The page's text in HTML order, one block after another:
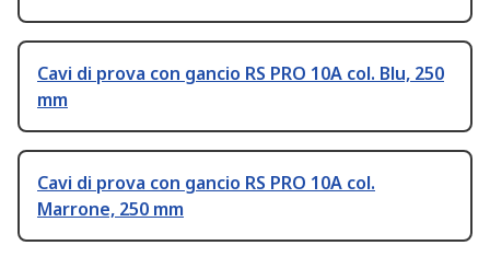
Cavi di prova con gancio RS PRO 10A col. Blu, 250
mm
Cavi di prova con gancio RS PRO 10A col.
Marrone, 250 mm